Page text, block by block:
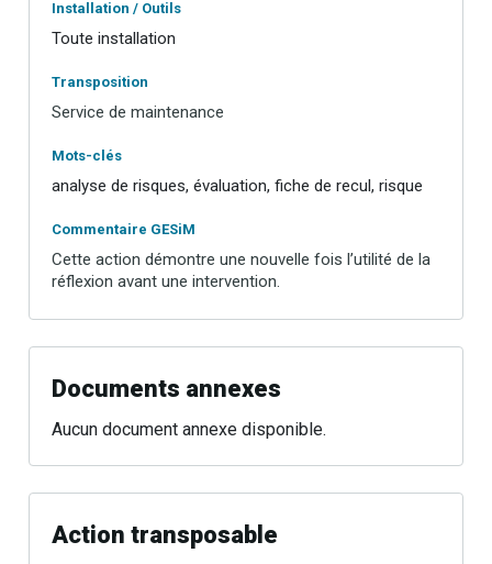
Installation / Outils
Toute installation
Transposition
Service de maintenance
Mots-clés
analyse de risques, évaluation, fiche de recul, risque
Commentaire GESiM
Cette action démontre une nouvelle fois l’utilité de la
réflexion avant une intervention.
Documents annexes
Aucun document annexe disponible.
Action transposable